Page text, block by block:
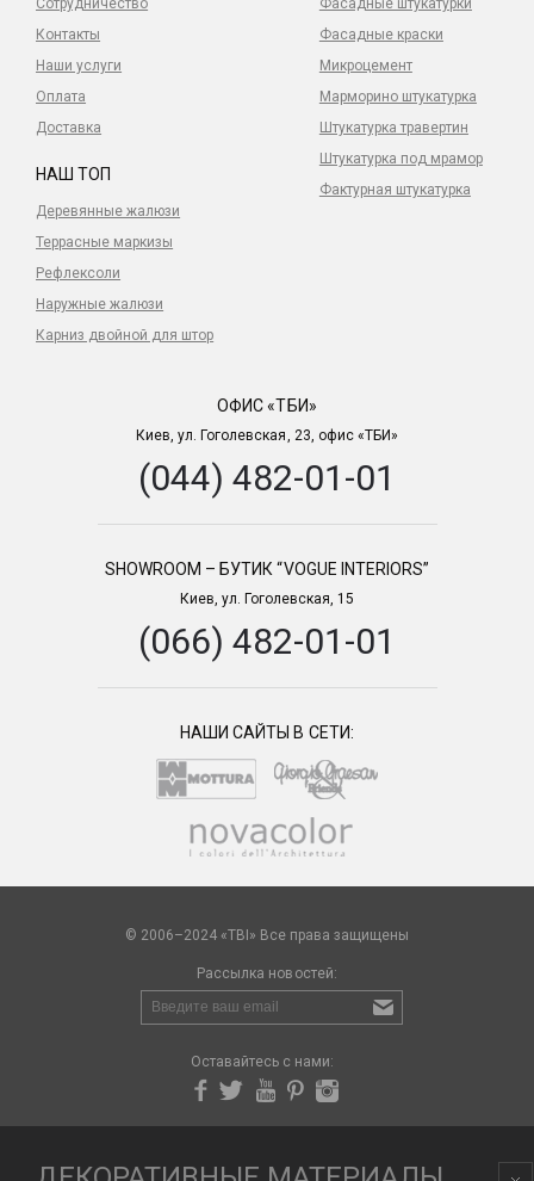
Сотрудничество
Контакты
Наши услуги
Оплата
Доставка
Фасадные штукатурки
Фасадные краски
Микроцемент
Марморино штукатурка
Штукатурка травертин
Штукатурка под мрамор
Фактурная штукатурка
НАШ ТОП
Деревянные жалюзи
Террасные маркизы
Рефлексоли
Наружные жалюзи
Карниз двойной для штор
ОФИС «ТБИ»
Киев, ул. Гоголевская, 23, офис «ТБИ»
(044) 482-01-01
SHOWROOM – БУТИК “VOGUE INTERIORS”
Киев, ул. Гоголевская, 15
(066) 482-01-01
НАШИ САЙТЫ В СЕТИ:
© 2006–2024 «TBI» Все права защищены
Рассылка новостей:
Оставайтесь с нами: